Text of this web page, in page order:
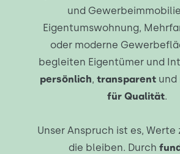
und
Eigentumswohnung,
oder moderne
begleiten Eigentümer und
persönlich,transparent
für Qualität.
Unser Anspruch ist es, Werte
die bleiben. Durch